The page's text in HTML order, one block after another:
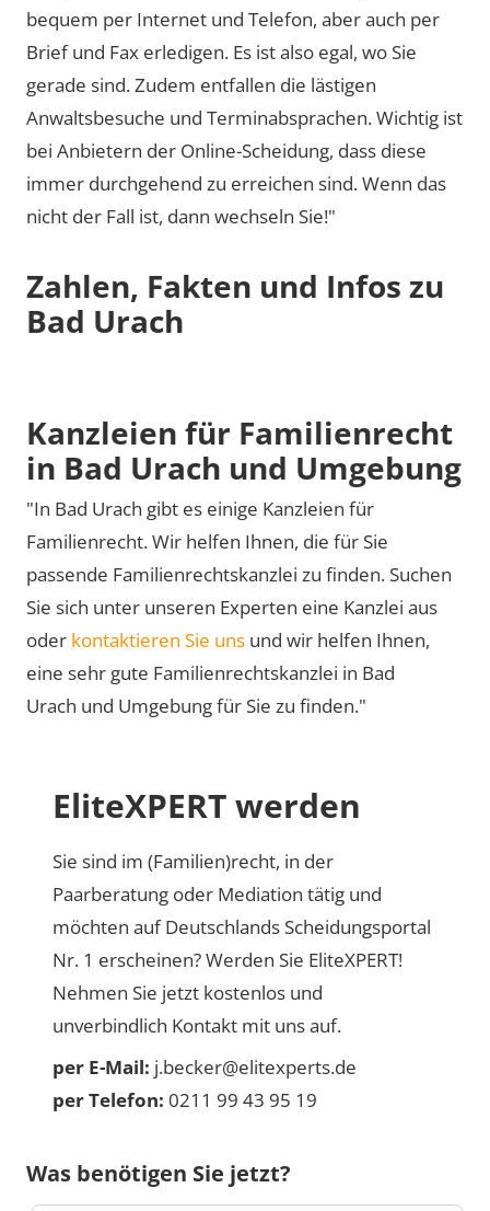
bequem per Internet und Telefon, aber auch per
Brief und Fax erledigen. Es ist also egal, wo Sie
gerade sind. Zudem entfallen die lästigen
Anwaltsbesuche und Terminabsprachen. Wichtig ist
bei Anbietern der Online-Scheidung, dass diese
immer durchgehend zu erreichen sind. Wenn das
nicht der Fall ist, dann wechseln Sie!"
Zahlen, Fakten und Infos zu
Bad Urach
Kanzleien für Familienrecht
in Bad Urach und Umgebung
"In Bad Urach gibt es einige Kanzleien für
Familienrecht. Wir helfen Ihnen, die für Sie
passende Familienrechtskanzlei zu finden. Suchen
Sie sich unter unseren Experten eine Kanzlei aus
oder kontaktieren Sie uns und wir helfen Ihnen,
eine sehr gute Familienrechtskanzlei in Bad
Urach und Umgebung für Sie zu finden."
EliteXPERT werden
Sie sind im (Familien)recht, in der
Paarberatung oder Mediation tätig und
möchten auf Deutschlands Scheidungsportal
Nr. 1 erscheinen? Werden Sie EliteXPERT!
Nehmen Sie jetzt kostenlos und
unverbindlich Kontakt mit uns auf.
per E-Mail: j.becker@elitexperts.de
per Telefon: 0211 99 43 95 19
Was benötigen Sie jetzt?